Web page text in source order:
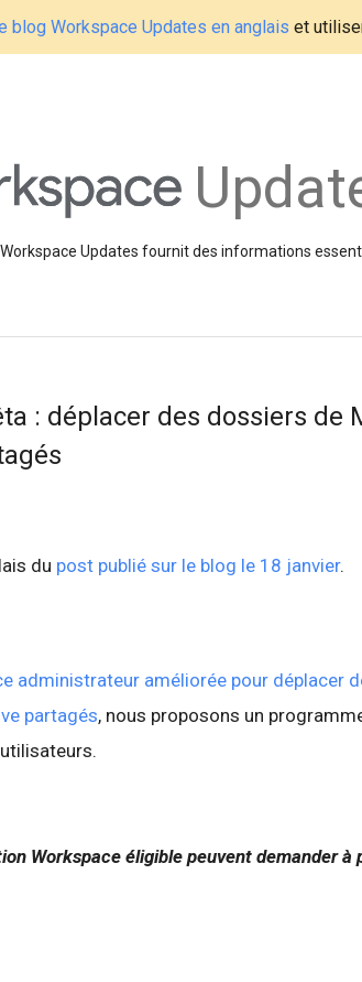
blog Workspace Updates en anglais et
Updates fournit des informations
: déplacer des dossiers de
du post publié sur le blog le 18 janvier.
administrateur améliorée pour déplacer
partagés, nous proposons un
Workspace éligible peuvent demander à